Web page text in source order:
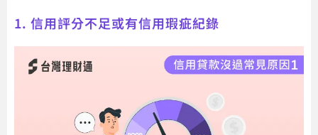
1. 信用評分不足或有信用瑕疵紀錄